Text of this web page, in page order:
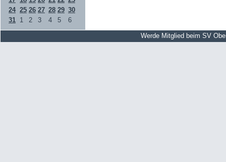
24 25 26 27 28 29 30
31 1 2 3 4 5 6
Werde Mitglied beim SV